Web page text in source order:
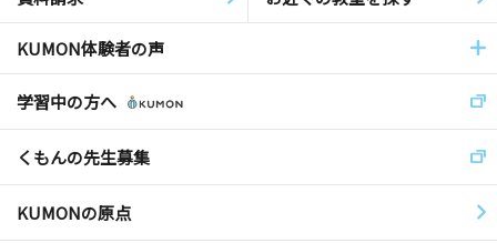
KUMON体験者の声
学習中の方へ
くもんの先生募集
KUMONの原点